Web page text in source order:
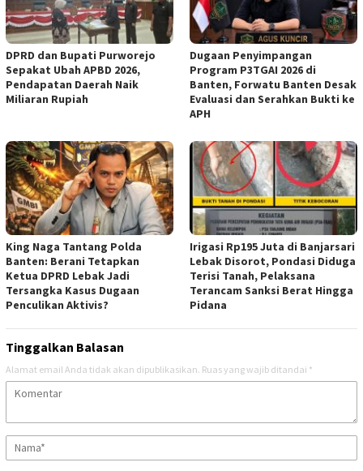
DPRD dan Bupati Purworejo
Sepakat Ubah APBD 2026,
Pendapatan Daerah Naik
Miliaran Rupiah ‎
Dugaan Penyimpangan
Program P3TGAI 2026 di
Banten, Forwatu Banten Desak
Evaluasi dan Serahkan Bukti ke
APH
‎King Naga Tantang Polda
Banten: Berani Tetapkan
Ketua DPRD Lebak Jadi
Tersangka Kasus Dugaan
Penculikan Aktivis? ‎
Irigasi Rp195 Juta di Banjarsari
Lebak Disorot, Pondasi Diduga
Terisi Tanah, Pelaksana
Terancam Sanksi Berat Hingga
Pidana
Tinggalkan Balasan
Alamat email Anda tidak akan dipublikasikan. Ruas yang wajib ditandai *